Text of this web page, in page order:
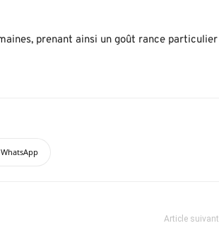
prenant ainsi un goût rance particulier
WhatsApp
Article suivant